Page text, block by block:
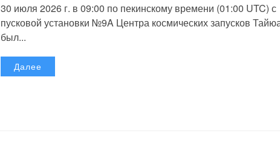
30 июля 2026 г. в 09:00 по пекинскому времени (01:00 UTC) с
пусковой установки №9A Центра космических запусков
был...
Далее